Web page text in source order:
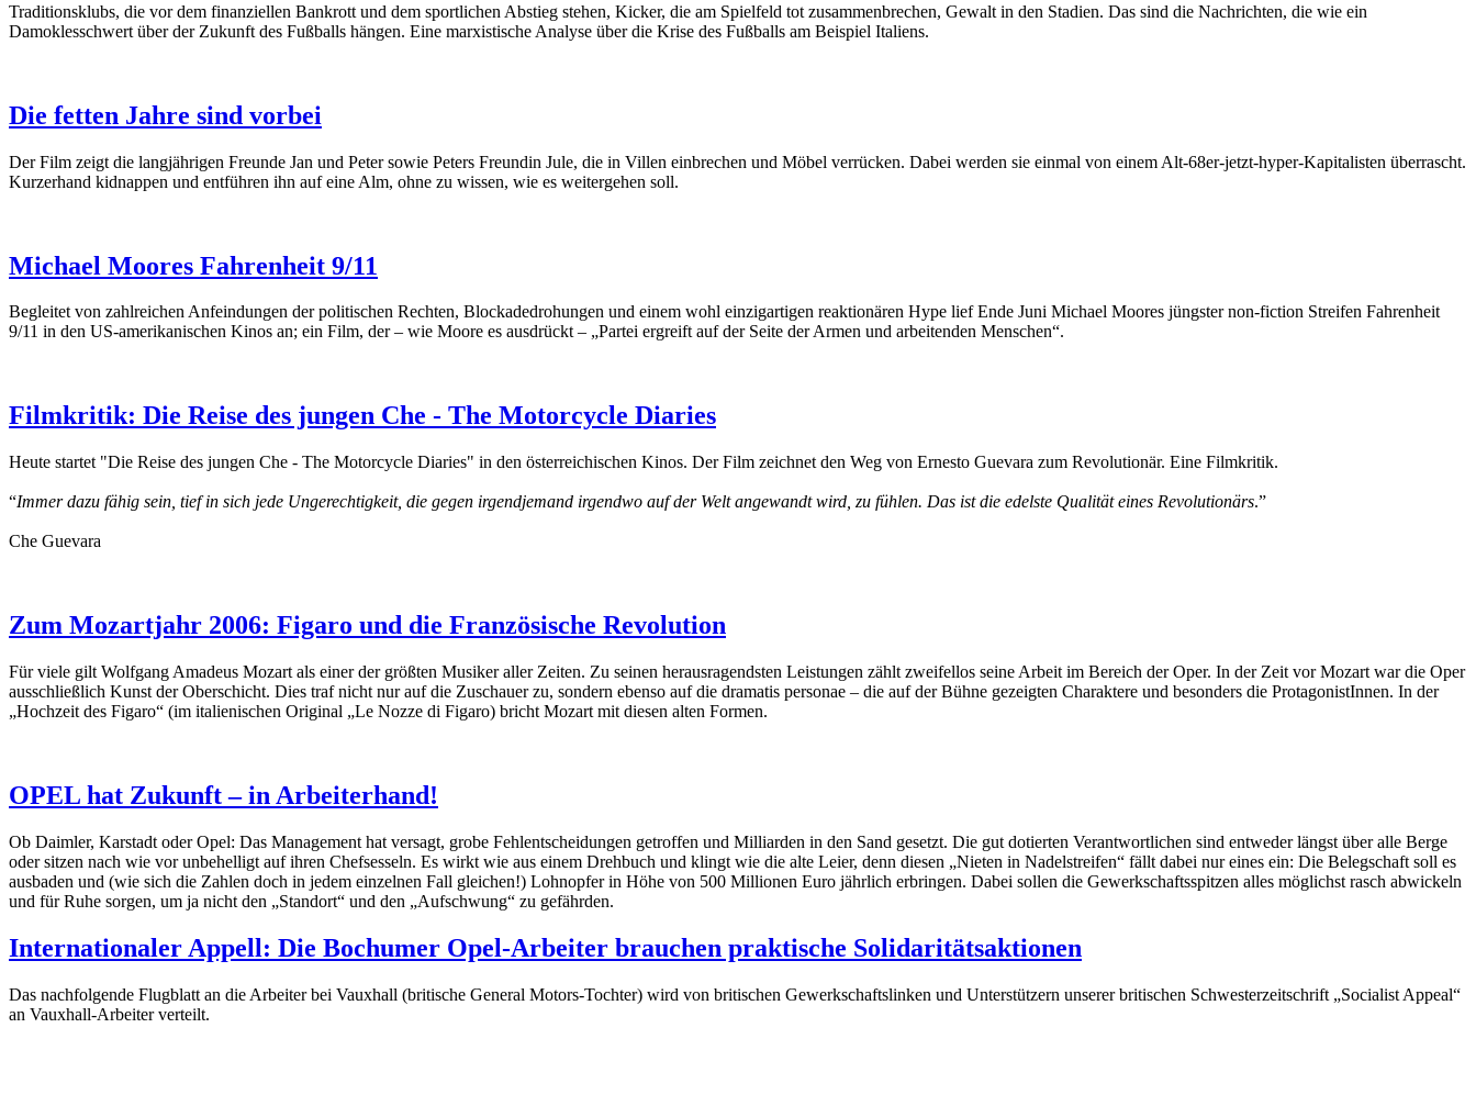
Traditionsklubs, die vor dem finanziellen Bankrott und dem sportlichen Abstieg stehen, Kicker, die am Spielfeld tot zusammenbrechen, Gewalt in den Stadien. Das sind die Nachrichten, die wie ein
Damoklesschwert über der Zukunft des Fußballs hängen. Eine marxistische Analyse über die Krise des Fußballs am Beispiel Italiens.
Die fetten Jahre sind vorbei
Der Film zeigt die langjährigen Freunde Jan und Peter sowie Peters Freundin Jule, die in Villen einbrechen und Möbel verrücken. Dabei werden sie einmal von einem Alt-68er-jetzt-hyper-Kapitalisten überrascht.
Kurzerhand kidnappen und entführen ihn auf eine Alm, ohne zu wissen, wie es weitergehen soll.
Michael Moores Fahrenheit 9/11
Begleitet von zahlreichen Anfeindungen der politischen Rechten, Blockadedrohungen und einem wohl einzigartigen reaktionären Hype lief Ende Juni Michael Moores jüngster non-fiction Streifen Fahrenheit
9/11 in den US-amerikanischen Kinos an; ein Film, der – wie Moore es ausdrückt – „Partei ergreift auf der Seite der Armen und arbeitenden Menschen“.
Filmkritik: Die Reise des jungen Che - The Motorcycle Diaries
Heute startet "Die Reise des jungen Che - The Motorcycle Diaries" in den österreichischen Kinos. Der Film zeichnet den Weg von Ernesto Guevara zum Revolutionär. Eine Filmkritik.
“Immer dazu fähig sein, tief in sich jede Ungerechtigkeit, die gegen irgendjemand irgendwo auf der Welt angewandt wird, zu fühlen. Das ist die edelste Qualität eines Revolutionärs.”
Che Guevara
Zum Mozartjahr 2006: Figaro und die Französische Revolution
Für viele gilt Wolfgang Amadeus Mozart als einer der größten Musiker aller Zeiten. Zu seinen herausragendsten Leistungen zählt zweifellos seine Arbeit im Bereich der Oper. In der Zeit vor Mozart war die Oper
ausschließlich Kunst der Oberschicht. Dies traf nicht nur auf die Zuschauer zu, sondern ebenso auf die dramatis personae – die auf der Bühne gezeigten Charaktere und besonders die ProtagonistInnen. In der
„Hochzeit des Figaro“ (im italienischen Original „Le Nozze di Figaro) bricht Mozart mit diesen alten Formen.
OPEL hat Zukunft – in Arbeiterhand!
Ob Daimler, Karstadt oder Opel: Das Management hat versagt, grobe Fehlentscheidungen getroffen und Milliarden in den Sand gesetzt. Die gut dotierten Verantwortlichen sind entweder längst über alle Berge
oder sitzen nach wie vor unbehelligt auf ihren Chefsesseln. Es wirkt wie aus einem Drehbuch und klingt wie die alte Leier, denn diesen „Nieten in Nadelstreifen“ fällt dabei nur eines ein: Die Belegschaft soll es
ausbaden und (wie sich die Zahlen doch in jedem einzelnen Fall gleichen!) Lohnopfer in Höhe von 500 Millionen Euro jährlich erbringen. Dabei sollen die Gewerkschaftsspitzen alles möglichst rasch abwickeln
und für Ruhe sorgen, um ja nicht den „Standort“ und den „Aufschwung“ zu gefährden.
Internationaler Appell: Die Bochumer Opel-Arbeiter brauchen praktische Solidaritätsaktionen
Das nachfolgende Flugblatt an die Arbeiter bei Vauxhall (britische General Motors-Tochter) wird von britischen Gewerkschaftslinken und Unterstützern unserer britischen Schwesterzeitschrift „Socialist Appeal“
an Vauxhall-Arbeiter verteilt.